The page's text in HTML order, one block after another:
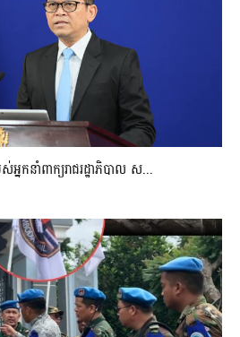
កនាំពាក្យរាជរដ្ឋាភិបាល ស...